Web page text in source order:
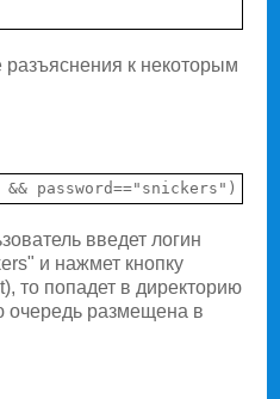
к некоторым
введет логин
и нажмет кнопку
то попадет в директорию
очередь размещена в